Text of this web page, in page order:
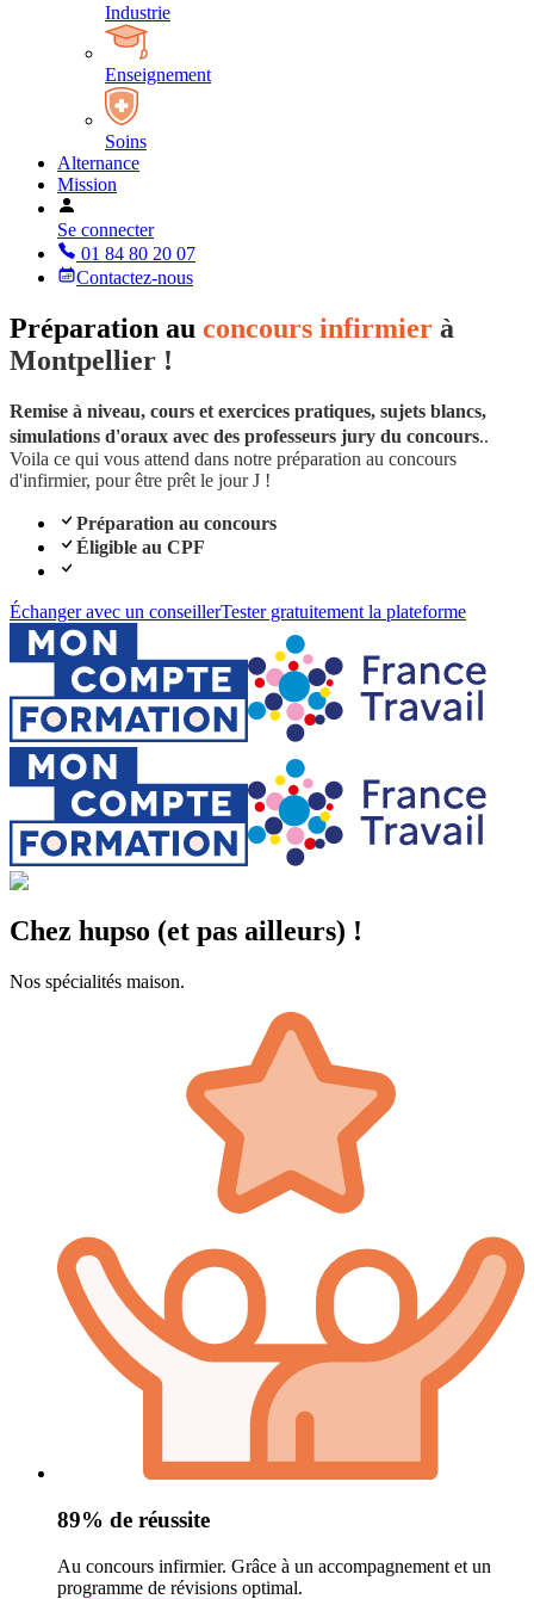
Industrie
Enseignement
Soins
Alternance
Mission
Se connecter
01 84 80 20 07
Contactez-nous
Préparation au concours infirmier à
Montpellier !
Remise à niveau, cours et exercices pratiques, sujets blancs,
simulations d'oraux avec des professeurs jury du concours..
Voila ce qui vous attend dans notre préparation au concours
d'infirmier, pour être prêt le jour J !
Préparation au concours
Éligible au CPF
Échanger avec un conseillerTester gratuitement la plateforme
Chez hupso (et pas ailleurs) !
Nos spécialités maison.
89% de réussite
Au concours infirmier. Grâce à un accompagnement et un
programme de révisions optimal.